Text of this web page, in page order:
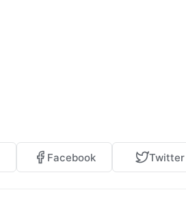
Facebook Twitter